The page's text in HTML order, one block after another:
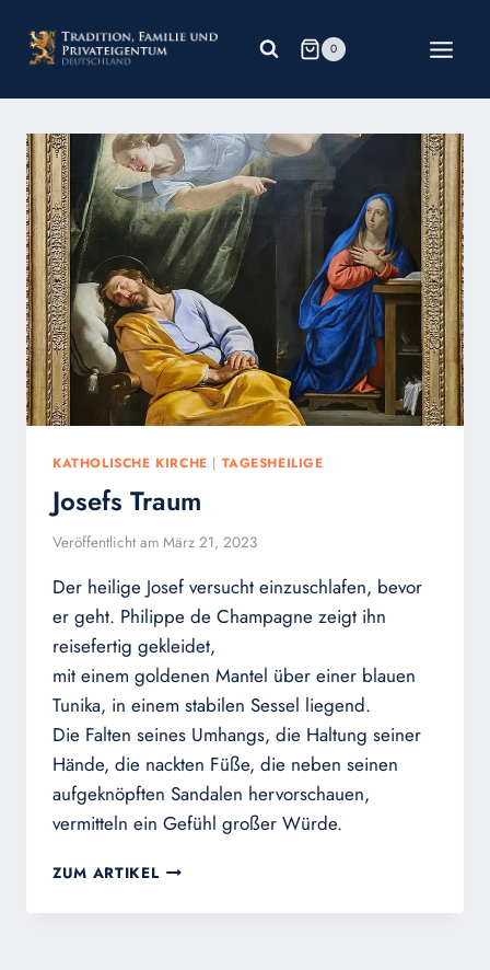
Inhalt
springen
0
KATHOLISCHE KIRCHE | TAGESHEILIGE
Josefs Traum
Veröffentlicht am März 21, 2023
Der heilige Josef versucht einzuschlafen, bevor
er geht. Philippe de Champagne zeigt ihn
reisefertig gekleidet,
mit einem goldenen Mantel über einer blauen
Tunika, in einem stabilen Sessel liegend.
Die Falten seines Umhangs, die Haltung seiner
Hände, die nackten Füße, die neben seinen
aufgeknöpften Sandalen hervorschauen,
vermitteln ein Gefühl großer Würde.
ZUM ARTIKEL JOSEFS